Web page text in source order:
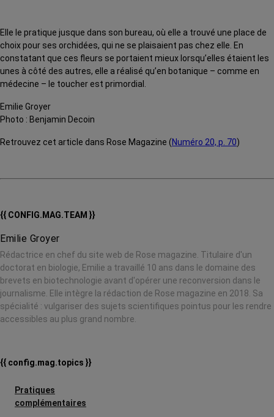
Elle le pratique jusque dans son bureau, où elle a trouvé une place de
choix pour ses orchidées, qui ne se plaisaient pas chez elle. En
constatant que ces fleurs se portaient mieux lorsqu’elles étaient les
unes à côté des autres, elle a réalisé qu’en botanique – comme en
médecine – le toucher est primordial.
Emilie Groyer
Photo : Benjamin Decoin
Retrouvez cet article dans Rose Magazine (Numéro 20, p. 70)
{{ CONFIG.MAG.TEAM }}
Emilie Groyer
Rédactrice en chef du site web de Rose magazine. Titulaire d'un
doctorat en biologie, Emilie a travaillé 10 ans dans le domaine des
brevets en biotechnologie avant d'opérer une reconversion dans le
journalisme. Elle intègre la rédaction de Rose magazine en 2018. Sa
spécialité : vulgariser des sujets scientifiques pointus pour les rendre
accessibles au plus grand nombre.
{{ config.mag.topics }}
Pratiques
complémentaires